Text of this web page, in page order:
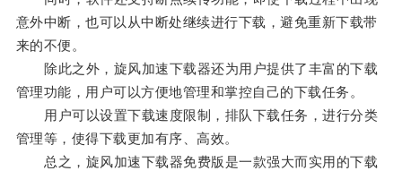
意外中断，也可以从中断处继续进行下载，避免重新下载带
来的不便。
除此之外，旋风加速下载器还为用户提供了丰富的下载
管理功能，用户可以方便地管理和掌控自己的下载任务。
用户可以设置下载速度限制，排队下载任务，进行分类
管理等，使得下载更加有序、高效。
总之，旋风加速下载器免费版是一款强大而实用的下载